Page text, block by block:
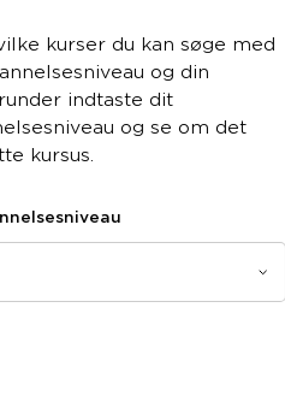
kurser du kan søge med
og din
indtaste dit
og se om det
kursus.